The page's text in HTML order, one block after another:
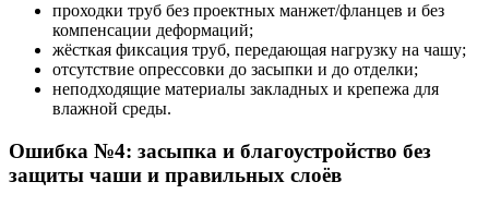
проходки труб без проектных манжет/фланцев и без
компенсации деформаций;
жёсткая фиксация труб, передающая нагрузку на чашу;
отсутствие опрессовки до засыпки и до отделки;
неподходящие материалы закладных и крепежа для
влажной среды.
Ошибка №4: засыпка и благоустройство без
защиты чаши и правильных слоёв